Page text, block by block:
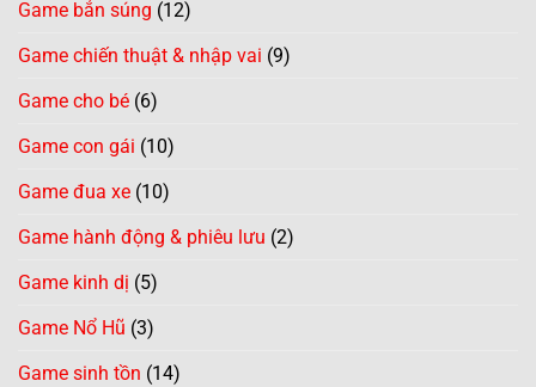
Game bắn súng (12)
Game chiến thuật & nhập vai (9)
Game cho bé (6)
Game con gái (10)
Game đua xe (10)
Game hành động & phiêu lưu (2)
Game kinh dị (5)
Game Nổ Hũ (3)
Game sinh tồn (14)